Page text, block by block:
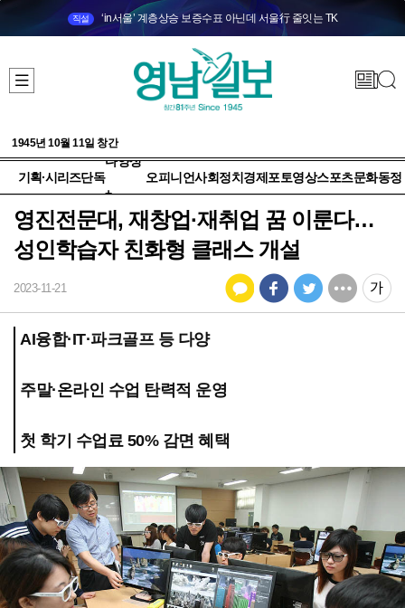
직설 ‘in서울’ 계층상승 보증수표 아닌데 서울行 줄잇는 TK
1945년 10월 11일 창간
기획·시리즈단독
다양성
+
오피니언사회정치 경제 포토영상스포츠문화동정
영진전문대, 재창업·재취업 꿈 이룬다…
성인학습자 친화형 클래스 개설
2023-11-21
AI융합·IT·파크골프 등 다양
주말·온라인 수업 탄력적 운영
첫 학기 수업료 50% 감면 혜택